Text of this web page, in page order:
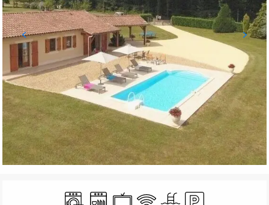
OUVERTURE ET COORDONNÉES
Lave lingeLave vaisselle
Télévision
WiFi PiscineParking